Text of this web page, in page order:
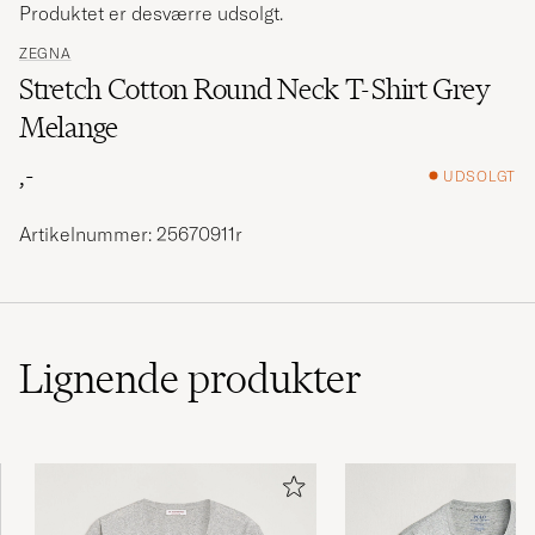
ZEGNA
Stretch Cotton Round Neck T-Shirt Grey
Melange
,-
UDSOLGT
Produktet er desværre udsolgt.
Artikelnummer: 25670911r
Lignendeprodukter